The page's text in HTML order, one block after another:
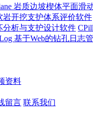
岩质边坡楔体平面滑
岩开挖支护体系评价软件
分析与支护设计软件
基于Web的钻孔日志
资料
留言 联系我们